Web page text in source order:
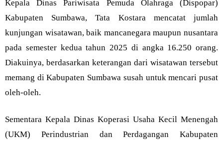
Kepala Dinas Pariwisata Pemuda Olahraga (Dispopar)
Kabupaten Sumbawa, Tata Kostara mencatat jumlah
kunjungan wisatawan, baik mancanegara maupun nusantara
pada semester kedua tahun 2025 di angka 16.250 orang.
Diakuinya, berdasarkan keterangan dari wisatawan tersebut
memang di Kabupaten Sumbawa susah untuk mencari pusat
oleh-oleh.
Sementara Kepala Dinas Koperasi Usaha Kecil Menengah
(UKM) Perindustrian dan Perdagangan Kabupaten